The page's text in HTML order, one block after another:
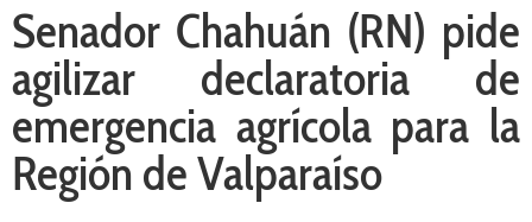
Senador Chahuán (RN) pide
agilizar declaratoria de
emergencia agrícola para la
Región de Valparaíso